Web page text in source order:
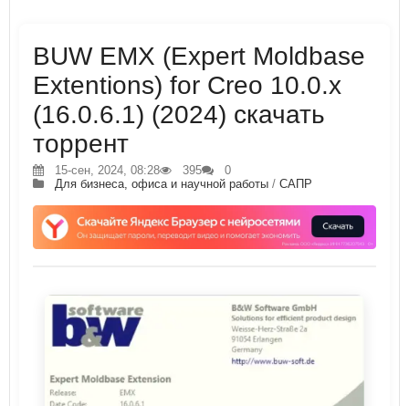
BUW EMX (Expert Moldbase
Extentions) for Creo 10.0.x
(16.0.6.1) (2024) скачать
торрент
15-сен, 2024, 08:28 395
0
Для бизнеса, офиса и научной работы / САПР